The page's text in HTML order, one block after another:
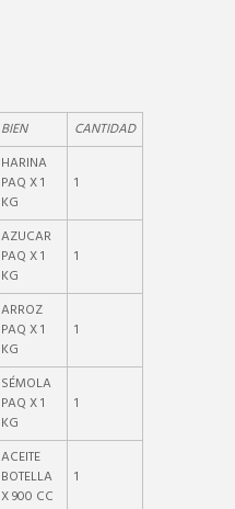
BIEN CANTIDAD
HARINA
PAQ X 1
KG
1
AZUCAR
PAQ X 1
KG
1
ARROZ
PAQ X 1
KG
1
SÉMOLA
PAQ X 1
KG
1
ACEITE
BOTELLA
X 900 CC
1